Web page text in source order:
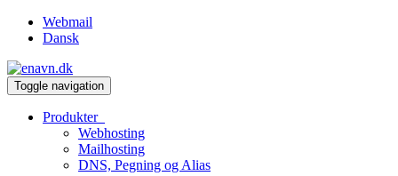
Webmail
Dansk
Toggle navigation
Produkter
Webhosting
Mailhosting
DNS, Pegning og Alias